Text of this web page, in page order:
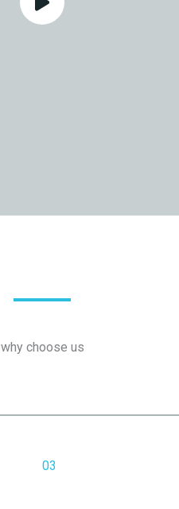
why choose us
03